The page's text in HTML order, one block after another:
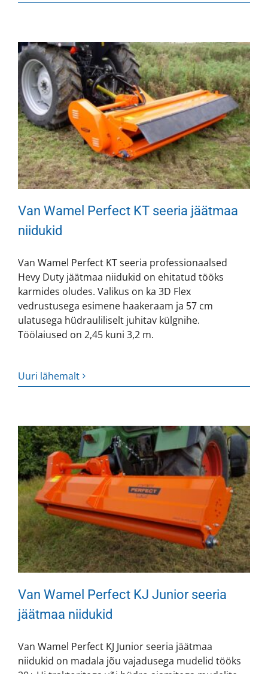
Van Wamel Perfect KT seeria jäätmaa
niidukid
Van Wamel Perfect KT seeria professionaalsed
Hevy Duty jäätmaa niidukid on ehitatud tööks
karmides oludes. Valikus on ka 3D Flex
vedrustusega esimene haakeraam ja 57 cm
ulatusega hüdrauliliselt juhitav külgnihe.
Töölaiused on 2,45 kuni 3,2 m.
Uuri lähemalt
Van Wamel Perfect KJ Junior seeria
jäätmaa niidukid
Van Wamel Perfect KJ Junior seeria jäätmaa
niidukid on madala jõu vajadusega mudelid tööks